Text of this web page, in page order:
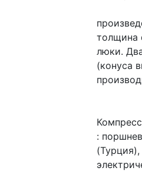
толщина
люки.
(конуса
:
(Турция),